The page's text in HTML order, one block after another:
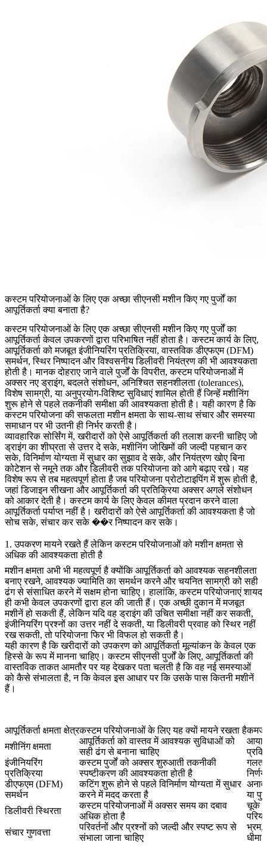
कस्टम परियोजनाओं के लिए एक अच्छा सीएनसी मशीन किए गए पुर्जों का
आपूर्तिकर्ता क्या बनाता है?
कस्टम परियोजनाओं के लिए एक अच्छासीएनसी मशीन किए गए पुर्जों का
आपूर्तिकर्ताकेवल उपकरणों द्वारा परिभाषित नहीं होता है। कस्टम कार्य के लिए,
आपूर्तिकर्ता को मजबूत इंजीनियरिंग प्रतिक्रिया, वास्तविक डीएफएम (DFM)
समर्थन, स्थिर निष्पादन और विश्वसनीय डिलीवरी नियंत्रण की भी आवश्यकता
होती है। मानक दोहराए जाने वाले पुर्जों के विपरीत, कस्टम परियोजनाओं में
अक्सर नए ड्राइंग, बदलते संशोधन, अनिश्चित सहनशीलता (tolerances),
विशेष सामग्री, या अनुप्रयोग-विशिष्ट सुविधाएं शामिल होती हैं जिन्हें मशीनिंग
शुरू होने से पहले तकनीकी समीक्षा की आवश्यकता होती है। यही कारण है कि
कस्टम परियोजना की सफलता मशीन क्षमता के साथ-साथ संचार और समस्या
समाधान पर भी उतनी ही निर्भर करती है।
व्यावहारिक सोर्सिंग में, खरीदारों को ऐसे आपूर्तिकर्ता की तलाश करनी चाहिए जो
ड्राइंग का शीघ्रता से उत्तर दे सके, मशीनिंग जोखिमों की जल्दी पहचान कर
सके, विनिर्माण योग्यता में सुधार का सुझाव दे सके, और नियंत्रण खोए बिना
कोटेशन से नमूने तक और डिलीवरी तक परियोजना को आगे बढ़ाए रखे। यह
विशेष रूप से तब महत्वपूर्ण होता है जब परियोजनाप्रोटोटाइपिंगमें शुरू होती है,
जहां डिजाइन सीखना और आपूर्तिकर्ता की प्रतिक्रिया अक्सर अगले संशोधन
को आकार देती है। कस्टम कार्य के लिए केवल कीमत प्रदान करने वाला
आपूर्तिकर्ता पर्याप्त नहीं है। खरीदारों को ऐसे आपूर्तिकर्ता की आवश्यकता है जो
सोच सके, संचार कर सके ��र निष्पादन कर सके।
1. उपकरण मायने रखते हैं लेकिन कस्टम परियोजनाओं को मशीन क्षमता से
अधिक की आवश्यकता होती है
मशीन क्षमता अभी भी महत्वपूर्ण है क्योंकि आपूर्तिकर्ता को आवश्यक सहनशीलता
बनाए रखने, आवश्यक ज्यामिति का समर्थन करने और चयनित सामग्री को सही
ढंग से संसाधित करने में सक्षम होना चाहिए। हालांकि, कस्टम परियोजनाएं शायद
ही कभी केवल उपकरणों द्वारा हल की जाती हैं। एक अच्छी दुकान में मजबूत
मशीनें हो सकती हैं, लेकिन यदि वह ड्राइंग की उचित समीक्षा नहीं कर सकती,
इंजीनियरिंग प्रश्नों का उत्तर नहीं दे सकती, या डिलीवरी प्रवाह को स्थिर नहीं
रख सकती, तो परियोजना फिर भी विफल हो सकती है।
यही कारण है कि खरीदारों को उपकरण को आपूर्तिकर्ता मूल्यांकन के केवल एक
हिस्से के रूप में मानना चाहिए। कस्टम सीएनसी पुर्जों के लिए, आपूर्तिकर्ता की
वास्तविक ताकत आमतौर पर यह देखकर पता चलती है कि वह नई समस्याओं
को कैसे संभालता है, न कि केवल इस आधार पर कि उसके पास कितनी मशीनें
हैं।
आपूर्तिकर्ता क्षमता क्षेत्रकस्टम परियोजनाओं के लिए यह क्यों मायने रखता है
मशीनिंग क्षमता
आपूर्तिकर्ता को वास्तव में आवश्यक सुविधाओं को
सही ढंग से बनाना चाहिए
इंजीनियरिंग
प्रतिक्रिया
कस्टम पुर्जों को अक्सर शुरुआती तकनीकी
स्पष्टीकरण की आवश्यकता होती है
गलत
निर्णय
डीएफएम (DFM)
समर्थन
कटिंग शुरू होने से पहले विनिर्माण योग्यता में सुधार
करने में मदद करता है
या
डिलीवरी स्थिरता
कस्टम परियोजनाओं में अक्सर समय का दबाव
अधिक होता है
चूके
संचार गुणवत्ता
परिवर्तनों और प्रश्नों को जल्दी और स्पष्ट रूप से
संभाला जाना चाहिए
भ्रम,
धीमा